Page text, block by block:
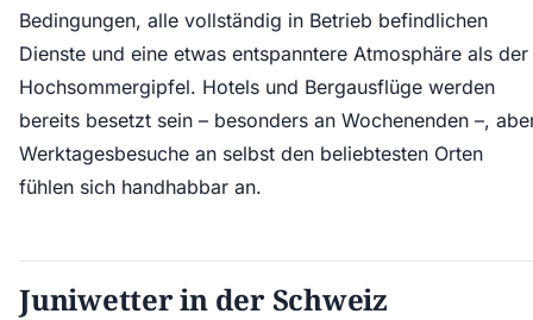
Bedingungen, alle vollständig in Betrieb befindlichen
Dienste und eine etwas entspanntere Atmosphäre als der
Hochsommergipfel. Hotels und Bergausflüge werden
bereits besetzt sein – besonders an Wochenenden –,
Werktagesbesuche an selbst den beliebtesten Orten
fühlen sich handhabbar an.
Juniwetter in der Schweiz